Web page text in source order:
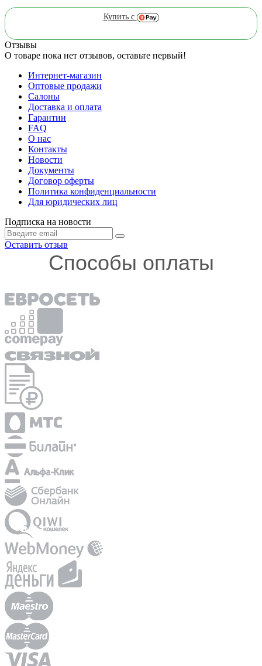
Купить с
Отзывы
О товаре пока нет отзывов, оставьте первый!
Интернет-магазин
Оптовые продажи
Салоны
Доставка и оплата
Гарантии
FAQ
О нас
Контакты
Новости
Документы
Договор оферты
Политика конфиденциальности
Для юридических лиц
Подписка на новости
Оставить отзыв
Способы оплаты